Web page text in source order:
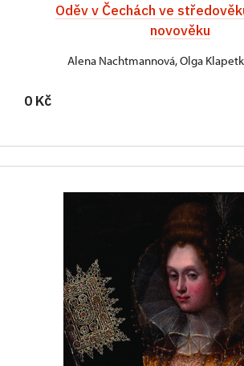
Oděv v Čechách ve
novověku
Alena Nachtmannová, Olga
0 Kč